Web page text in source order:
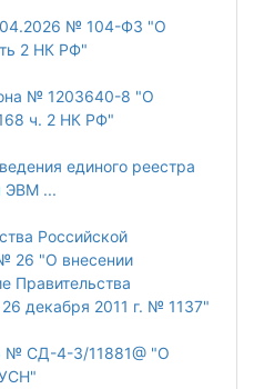
№ 104-ФЗ "О
2 НК РФ"
№ 1203640-8 "О
ч. 2 НК РФ"
единого реестра
ЭВМ ...
Российской
26 "О внесении
Правительства
декабря 2011 г. № 1137"
№ СД-4-3/11881@ "О